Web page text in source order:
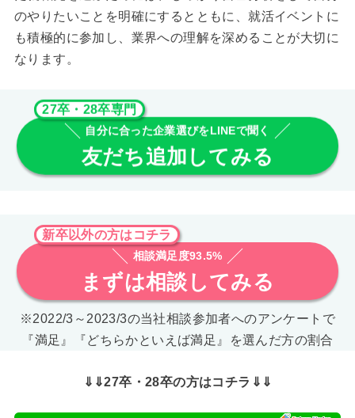
のやりたいことを明確にするとともに、就活イベントに
も積極的に参加し、業界への理解を深めることが大切に
なります。
27卒・28卒専門
自分に合った企業選びをLINEで聞く
友だち追加してみる
新卒以外の方はコチラ
相談満足度93.5%
まずは相談してみる
※2022/3～2023/3の当社相談参加者へのアンケートで
『満足』『どちらかといえば満足』を選んだ方の割合
⇓⇓27卒・28卒の方はコチラ⇓⇓